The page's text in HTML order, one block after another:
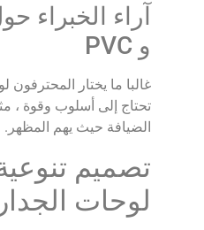
و PVC
تحتاج إلى أسلوب وقوة ،
الضيافة حيث يهم المظهر.
تصميم
لوحات الجدار WPC